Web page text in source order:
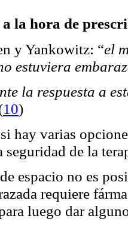
a la hora de
y Yankowitz: “el
estuviera
la respuesta a
10)
hay varias
seguridad de la
espacio no es
requiere
luego dar